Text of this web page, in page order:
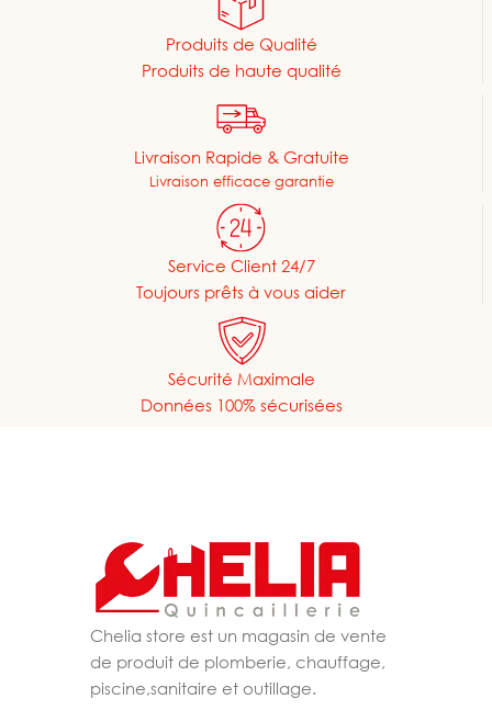
Produits de Qualité
Produits de haute qualité
Livraison Rapide & Gratuite
Livraison efficace garantie
Service Client 24/7
Toujours prêts à vous aider
Sécurité Maximale
Données 100% sécurisées
Chelia store est un magasin de vente
de produit de plomberie, chauffage,
piscine,sanitaire et outillage.